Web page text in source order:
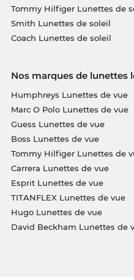
Tommy Hilfiger Lunettes de
Smith Lunettes de soleil
Coach Lunettes de soleil
Nos marques de lunettes
Humphreys Lunettes de vue
Marc O Polo Lunettes de vue
Guess Lunettes de vue
Boss Lunettes de vue
Tommy Hilfiger Lunettes de
Carrera Lunettes de vue
Esprit Lunettes de vue
TITANFLEX Lunettes de vue
Hugo Lunettes de vue
David Beckham Lunettes de